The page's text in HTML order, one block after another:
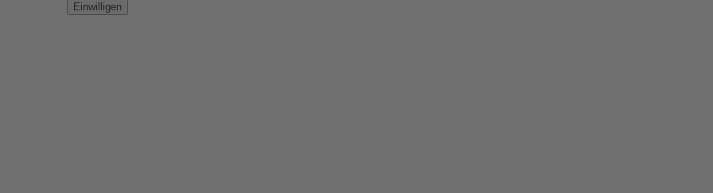
Einwilligen